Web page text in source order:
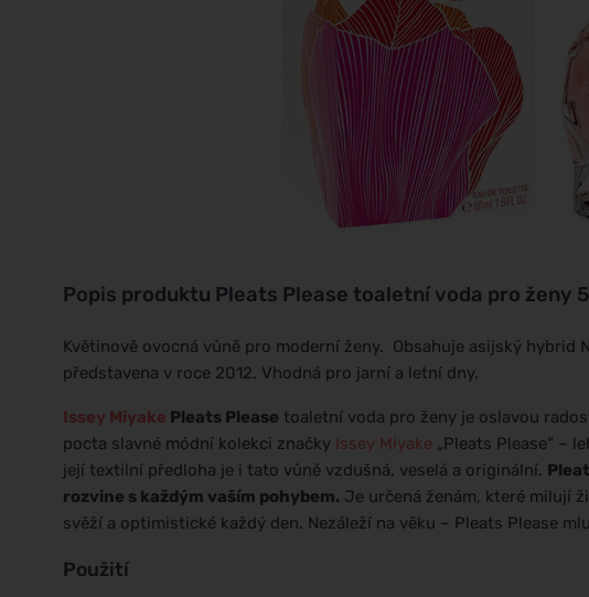
Popis produktu Pleats Please toaletní voda pro ženy
Květinově ovocná vůně pro moderní ženy. Obsahuje asijský hybrid
představena v roce 2012. Vhodná pro jarní a letní dny.
Issey Miyake Pleats Please toaletní voda pro ženy je oslavou
pocta slavné módní kolekci značky Issey Miyake „Pleats Please“ –
její textilní předloha je i tato vůně vzdušná, veselá a originální.
rozvine s každým vaším pohybem. Je určená ženám, které milují
svěží a optimistické každý den. Nezáleží na věku – Pleats Please
Použití